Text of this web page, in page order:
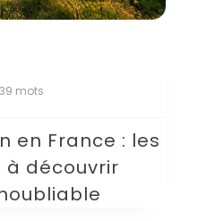
mots
en France : les
à découvrir